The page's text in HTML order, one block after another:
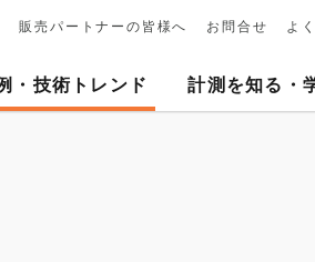
・技術トレンド 計測を知る・
販売パートナーの皆様へ お問合せ よ